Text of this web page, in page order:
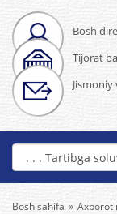
Bosh
Tijorat
Bosh sahifa Axborot